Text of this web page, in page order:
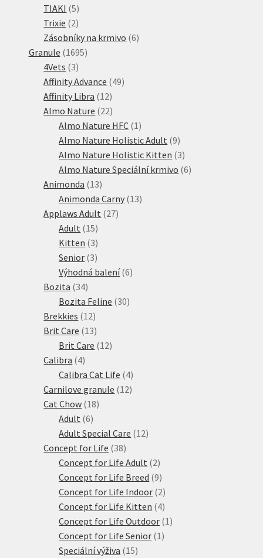
TIAKI 55
produktů
Trixie 22
produkty
Zásobníky na krmivo 66
Granule 16951695
4Vets 33
produkty
Affinity Advance 4949
Affinity Libra 1212
produktů
Almo Nature 2222
produktů
Almo Nature HFC 1 1
produkt
Almo Nature Holistic Adult 99
produktů
Almo Nature Holistic Kitten 33
produkty
Almo Nature Speciální krmivo 66
Animonda 1313
produktů
Animonda Carny 1313
Applaws Adult 2727
Adult 1515
produktů
Kitten 33
produkty
Senior 33
produkty
Výhodná balení 66
Bozita 3434
produktů
Bozita Feline 3030
Brekkies 1212
produktů
Brit Care 1313
produktů
Brit Care 1212
Calibra 44
produkty
Calibra Cat Life 44
produkty
Carnilove granule 1212
Cat Chow 1818
Adult 66
produktů
Adult Special Care 1212
Concept for Life 3838
produktů
Concept for Life Adult 22
produkty
Concept for Life Breed 99
produktů
Concept for Life Indoor 22
produkty
Concept for Life Kitten 44
produkty
Concept for Life Outdoor 1 1
Concept for Life Senior 1 1
Speciální výživa 1515